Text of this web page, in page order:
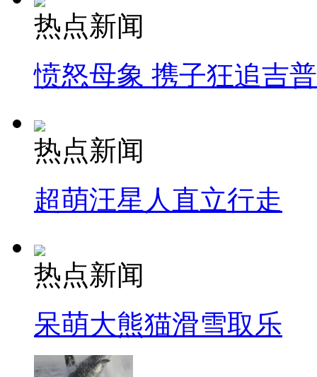
热点新闻
愤怒母象 携子狂追吉
热点新闻
超萌汪星人直立行走
热点新闻
呆萌大熊猫滑雪取乐